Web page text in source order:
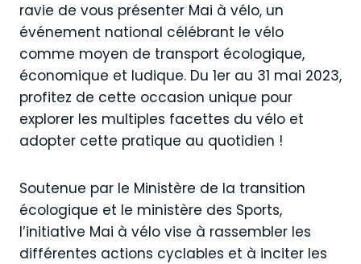
ravie de vous présenter Mai à vélo, un
événement national célébrant le vélo
comme moyen de transport écologique,
économique et ludique. Du 1er au 31 mai 2023,
profitez de cette occasion unique pour
explorer les multiples facettes du vélo et
adopter cette pratique au quotidien !
Soutenue par le Ministère de la transition
écologique et le ministère des Sports,
l’initiative Mai à vélo vise à rassembler les
différentes actions cyclables et à inciter les